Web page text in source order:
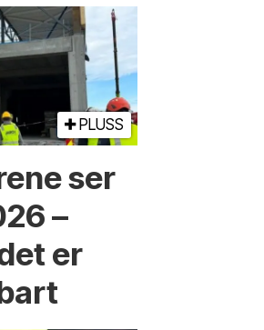
PLUSS
ser
–
er